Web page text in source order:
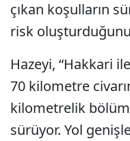
çıkan koşulların
risk
Hazeyi, “Hakkari
70 kilometre
kilometrelik
sürüyor. Yol